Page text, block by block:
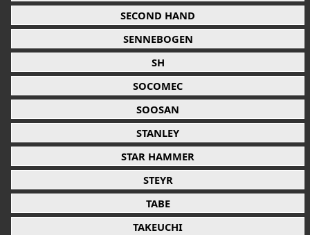
SECOND HAND
SENNEBOGEN
SH
SOCOMEC
SOOSAN
STANLEY
STAR HAMMER
STEYR
TABE
TAKEUCHI